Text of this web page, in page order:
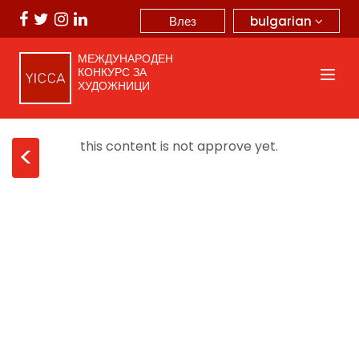
bulgarian
Влез
МЕЖДУНАРОДЕН
КОНКУРС ЗА
ХУДОЖНИЦИ
< this content is not approve yet.